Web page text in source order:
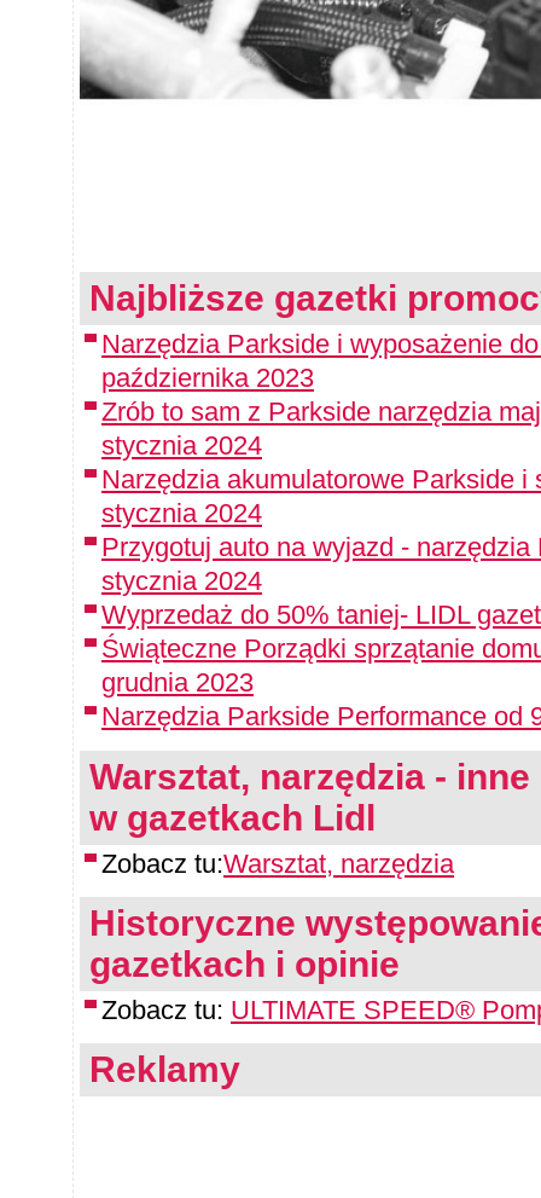
Najbliższe gazetki
Narzędzia Parkside i wyposażenie
października 2023
Zrób to sam z Parkside narzędzia
stycznia 2024
Narzędzia akumulatorowe Parkside i
stycznia 2024
Przygotuj auto na wyjazd -
stycznia 2024
Wyprzedaż do 50% taniej- LIDL
Świąteczne Porządki sprzątanie
grudnia 2023
Narzędzia Parkside Performance od
Warsztat, narzędzia -
w gazetkach Lidl
Zobacz tu:Warsztat, narzędzia
Historyczne
gazetkach i opinie
Zobacz tu: ULTIMATE SPEED®
Reklamy